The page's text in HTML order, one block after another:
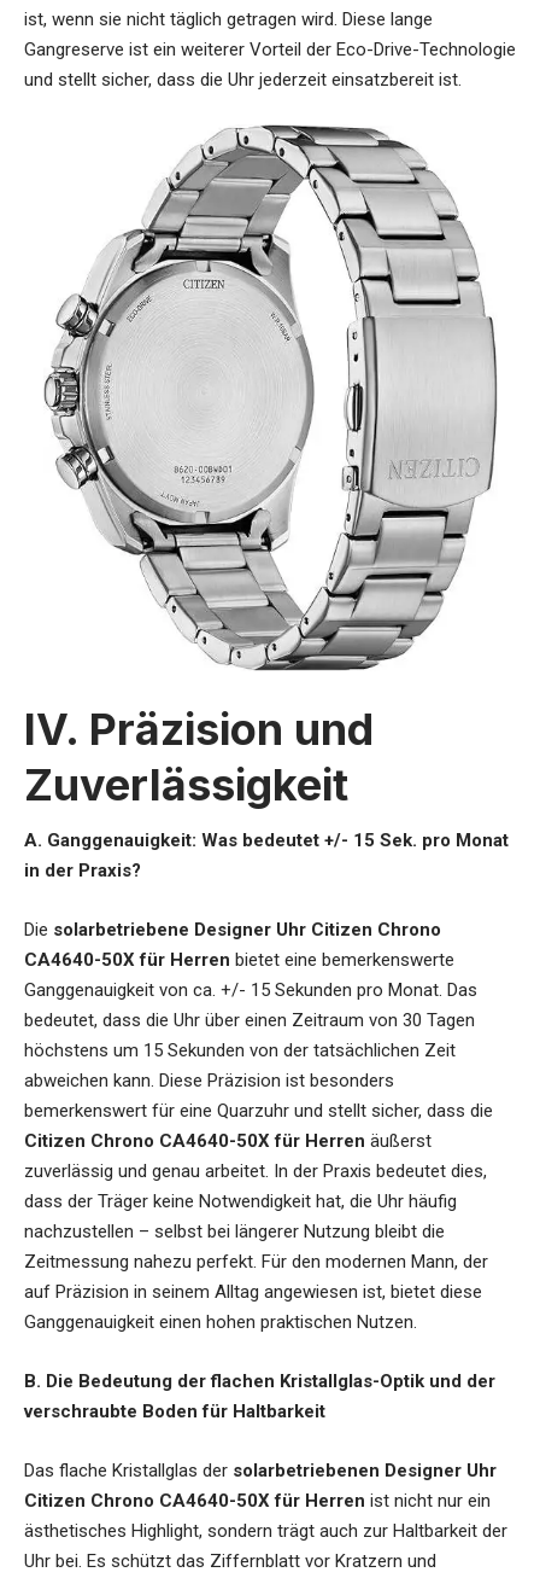
ist, wenn sie nicht täglich getragen wird. Diese lange
Gangreserve ist ein weiterer Vorteil der Eco-Drive-Technologie
und stellt sicher, dass die Uhr jederzeit einsatzbereit ist.
IV. Präzision und
Zuverlässigkeit
A. Ganggenauigkeit: Was bedeutet +/- 15 Sek. pro Monat
in der Praxis?
Die solarbetriebene Designer Uhr Citizen Chrono
CA4640-50X für Herren bietet eine bemerkenswerte
Ganggenauigkeit von ca. +/- 15 Sekunden pro Monat. Das
bedeutet, dass die Uhr über einen Zeitraum von 30 Tagen
höchstens um 15 Sekunden von der tatsächlichen Zeit
abweichen kann. Diese Präzision ist besonders
bemerkenswert für eine Quarzuhr und stellt sicher, dass die
Citizen Chrono CA4640-50X für Herren äußerst
zuverlässig und genau arbeitet. In der Praxis bedeutet dies,
dass der Träger keine Notwendigkeit hat, die Uhr häufig
nachzustellen – selbst bei längerer Nutzung bleibt die
Zeitmessung nahezu perfekt. Für den modernen Mann, der
auf Präzision in seinem Alltag angewiesen ist, bietet diese
Ganggenauigkeit einen hohen praktischen Nutzen.
B. Die Bedeutung der flachen Kristallglas-Optik und der
verschraubte Boden für Haltbarkeit
Das flache Kristallglas der solarbetriebenen Designer Uhr
Citizen Chrono CA4640-50X für Herren ist nicht nur ein
ästhetisches Highlight, sondern trägt auch zur Haltbarkeit der
Uhr bei. Es schützt das Ziffernblatt vor Kratzern und